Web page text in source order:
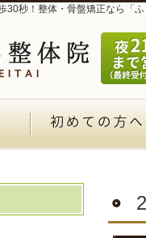
30秒！整体・骨盤矯正なら「ふ